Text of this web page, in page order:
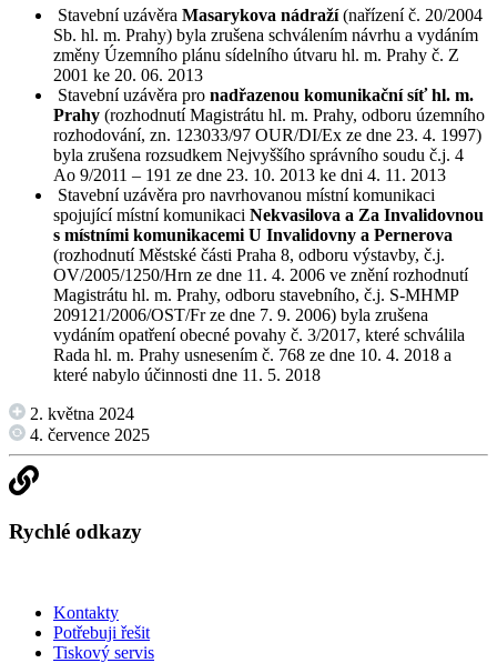
Stavební uzávěra Masarykova nádraží(nařízení č. 20/2004
Sb. hl. m. Prahy) byla zrušena schválením návrhu a vydáním
změny Územního plánu sídelního útvaru hl. m. Prahy č. Z
2001 ke 20. 06. 2013
Stavební uzávěra pro nadřazenou komunikační síť hl. m.
Prahy (rozhodnutí Magistrátu hl. m. Prahy, odboru územního
rozhodování, zn. 123033/97 OUR/DI/Ex ze dne 23. 4. 1997)
byla zrušena rozsudkem Nejvyššího správního soudu č.j. 4
Ao 9/2011 – 191 ze dne 23. 10. 2013 ke dni 4. 11. 2013
Stavební uzávěra pro navrhovanou místní komunikaci
spojující místní komunikaci Nekvasilova a Za Invalidovnou
s místními komunikacemi U Invalidovny a Pernerova
(rozhodnutí Městské části Praha 8, odboru výstavby, č.j.
OV/2005/1250/Hrn ze dne 11. 4. 2006 ve znění rozhodnutí
Magistrátu hl. m. Prahy, odboru stavebního, č.j. S-MHMP
209121/2006/OST/Fr ze dne 7. 9. 2006) byla zrušena
vydáním opatření obecné povahy č. 3/2017, které schválila
Rada hl. m. Prahy usnesením č. 768 ze dne 10. 4. 2018 a
které nabylo účinnosti dne 11. 5. 2018
2. května 2024
4. července 2025
Rychlé odkazy
Kontakty
Potřebuji řešit
Tiskový servis